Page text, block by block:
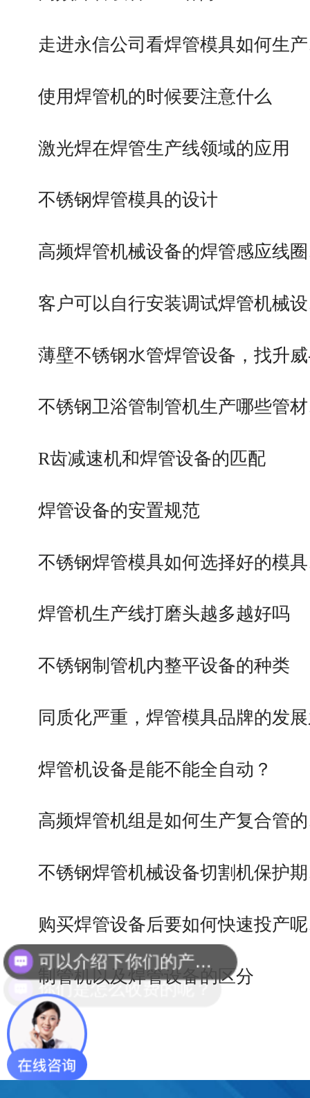
走进永信公司看焊管模具如何生
使用焊管机的时候要注意什么
激光焊在焊管生产线领域的应用
不锈钢焊管模具的设计
高频焊管机械设备的焊管感应线
客户可以自行安装调试焊管机械
薄壁不锈钢水管焊管设备，找升
不锈钢卫浴管制管机生产哪些管
R齿减速机和焊管设备的匹配
焊管设备的安置规范
不锈钢焊管模具如何选择好的模
焊管机生产线打磨头越多越好吗
不锈钢制管机内整平设备的种类
同质化严重，焊管模具品牌的发
焊管机设备是能不能全自动？
高频焊管机组是如何生产复合管
不锈钢焊管机械设备切割机保护
购买焊管设备后要如何快速投产
制管机以及焊管设备的区分
可以介绍下你们的产品么？
你们是怎么收费的呢？